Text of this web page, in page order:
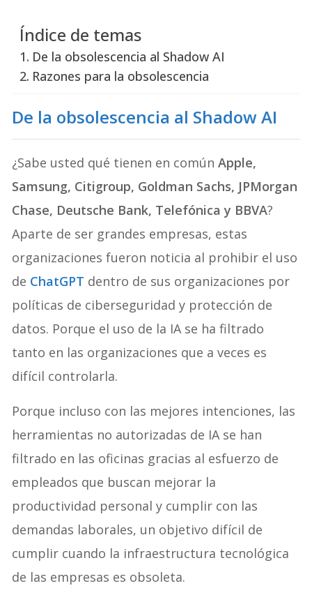
Índice de temas
De la obsolescencia al Shadow AI
Razones para la obsolescencia
De la obsolescencia al Shadow AI
¿Sabe usted qué tienen en comúnApple,
Samsung, Citigroup, Goldman Sachs, JPMorgan
Chase, Deutsche Bank, Telefónica y BBVA?
Aparte de ser grandes empresas, estas
organizaciones fueron noticia al prohibir el uso
de ChatGPT dentro de sus organizaciones por
políticas de ciberseguridad y protección de
datos. Porque el uso de la IA se ha filtrado
tanto en las organizaciones que a veces es
difícil controlarla.
Porque incluso con las mejores intenciones, las
herramientas no autorizadas de IA se han
filtrado en las oficinas gracias al esfuerzo de
empleados que buscan mejorar la
productividad personal y cumplir con las
demandas laborales, un objetivo difícil de
cumplir cuando la infraestructura tecnológica
de las empresas es obsoleta.